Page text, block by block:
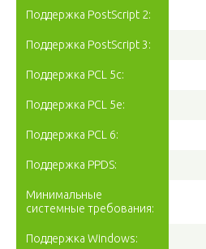
Поддержка PostScript 2:
Поддержка PostScript 3:
Поддержка PCL 5c:
Поддержка PCL 5e:
Поддержка PCL 6:
Поддержка PPDS:
Минимальные
системные требования:
Поддержка Windows: